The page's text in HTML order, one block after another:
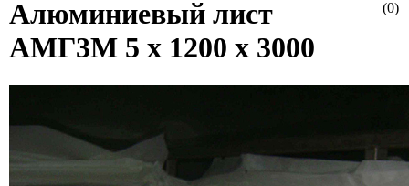
(0)
Алюминиевый лист
АМГ3М 5 х 1200 х 3000